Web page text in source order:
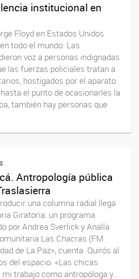
institucional en
Floyd en Estados Unidos
todo el mundo. Las
voz a personas indignadas
las fuerzas policiales tratan a
hostigados por el aparato
el punto de ocasionarles la
también hay personas que
Antropología pública
una columna radial llega
Giratoria: un programa
por Andrea Sverlick y Analía
Las Chacras (FM
de La Paz», cuenta Quirós al
del espacio. «Las chicas
trabajo como antropóloga y...